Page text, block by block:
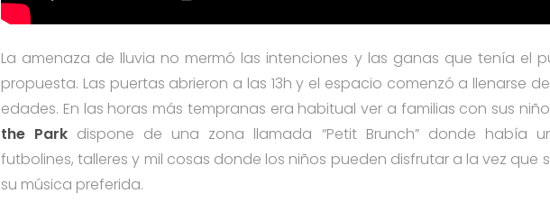
La amenaza de lluvia no mermó las intenciones y las ganas que tenía el
propuesta. Las puertas abrieron a las 13h y el espacio comenzó a llenarse
edades. En las horas más tempranas era habitual ver a familias con sus
the Park dispone de una zona llamada “Petit Brunch” donde había
futbolines, talleres y mil cosas donde los niños pueden disfrutar a la vez que
su música preferida.